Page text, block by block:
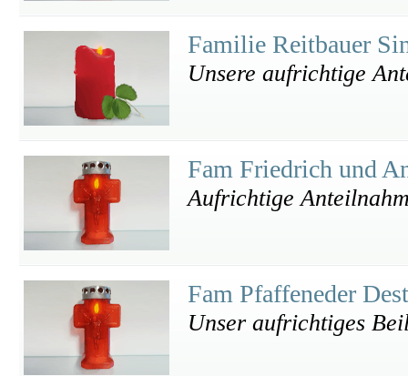
Familie Reitbauer
Unsere aufrichtige
Fam Friedrich und
Aufrichtige
Fam Pfaffeneder
Unser aufrichtiges